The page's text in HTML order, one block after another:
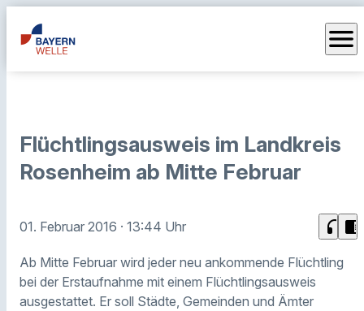
menu
Flüchtlingsausweis im Landkreis
Rosenheim ab Mitte Februar
01. Februar 2016 · 13:44 Uhr headphones chrome_reader_mode
Ab Mitte Februar wird jeder neu ankommende Flüchtling
bei der Erstaufnahme mit einem Flüchtlingsausweis
ausgestattet. Er soll Städte, Gemeinden und Ämter